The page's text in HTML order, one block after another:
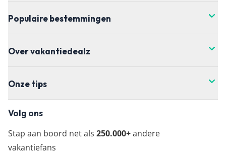
Populaire bestemmingen
Over vakantiedealz
Onze tips
Volg ons
Stap aan boord net als 250.000+andere
vakantiefans